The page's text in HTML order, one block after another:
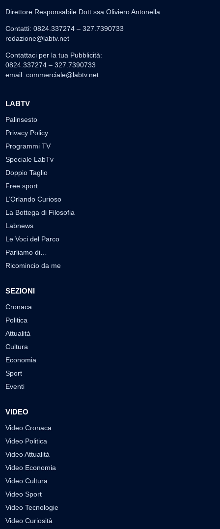
Direttore Responsabile Dott.ssa Oliviero Antonella
Contatti: 0824.337274 – 327.7390733
redazione@labtv.net
Contattaci per la tua Pubblicità:
0824.337274 – 327.7390733
email: commerciale@labtv.net
LABTV
Palinsesto
Privacy Policy
Programmi TV
Speciale LabTv
Doppio Taglio
Free sport
L’Orlando Curioso
La Bottega di Filosofia
Labnews
Le Voci del Parco
Parliamo di…
Ricomincio da me
SEZIONI
Cronaca
Politica
Attualità
Cultura
Economia
Sport
Eventi
VIDEO
Video Cronaca
Video Politica
Video Attualità
Video Economia
Video Cultura
Video Sport
Video Tecnologie
Video Curiosità